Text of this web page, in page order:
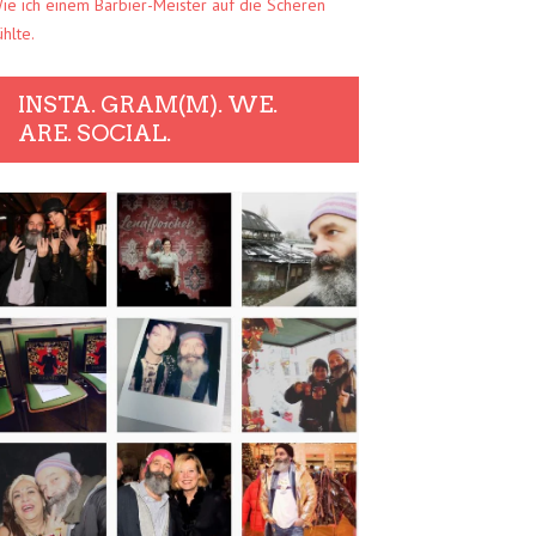
ich einem Barbier-Meister auf die Scheren
INSTA. GRAM(M). WE.
ARE. SOCIAL.